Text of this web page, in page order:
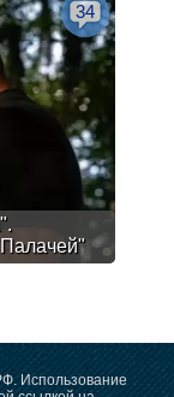
34
Использование